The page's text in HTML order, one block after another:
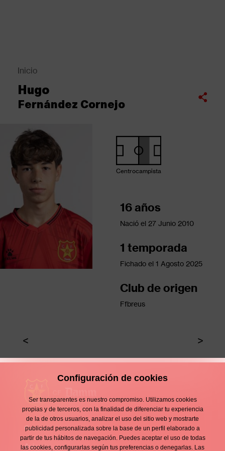
Sobrescribir
enlaces
de
a
la
navegación
Inicio
Hugo
Fernández Cornejo
Compartir
Centrocampista
16 años
Nació el 27 Junio 2010
1 temporada
Fichado el 1 Agosto 2025
Club de origen
Ffbreus
Enllaços
Contacto
Aviso legal
Configuración de cookies
Ser transparentes es nuestro compromiso. Utilizamos cookies
propias y de terceros, con la finalidad de diferenciar tu experiencia
de la de otros usuarios, analizar el uso del sitio web y mostrarte
publicidad personalizada sobre la base de un perfil elaborado a
partir de tus hábitos de navegación. Puedes aceptar el uso de todas
las cookies, configurarlas según tus preferencias o denegarlas. Las